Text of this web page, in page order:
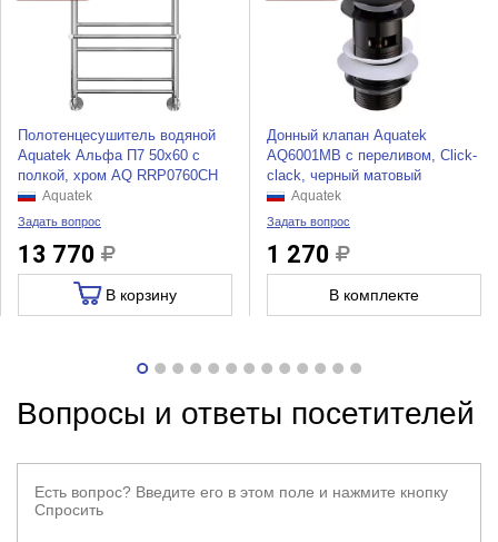
Полотенцесушитель водяной
Aquatek Альфа П7 50x60 с
полкой, хром AQ RRP0760CH
Aquatek
Задать вопрос
13 770
В корзину
Донный клапан Aquatek
AQ6001MB с переливом, Click-
clack, черный матовый
Aquatek
Задать вопрос
1 270
В комплекте
Вопросы и ответы посетителей